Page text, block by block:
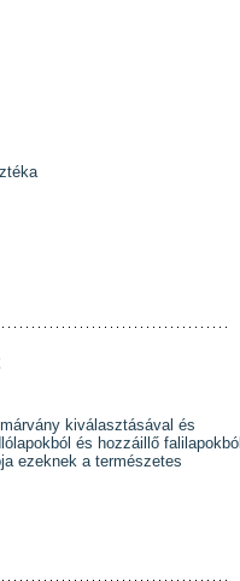
kiválasztásával és
és hozzáillő falilapokból
ezeknek a természetes